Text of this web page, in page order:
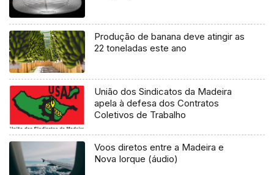
Produção de banana deve atingir as
22 toneladas este ano
União dos Sindicatos da Madeira
apela à defesa dos Contratos
Coletivos de Trabalho
Voos diretos entre a Madeira e
Nova Iorque (áudio)